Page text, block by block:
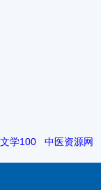
文学100 中医资源网